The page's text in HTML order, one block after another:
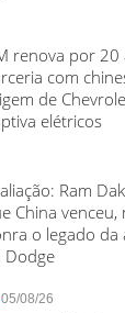
renova por 20
com
de
elétricos
Ram
China venceu,
o legado da
Dodge
05/08/26